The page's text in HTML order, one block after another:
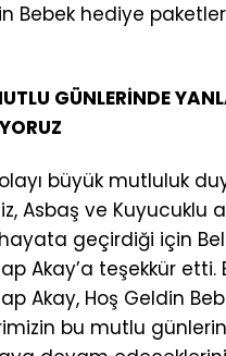
Bebek hediye
GÜNLERİNDE
büyük mutluluk
Asbaş ve Kuyucuklu
geçirdiği için
Akay’a teşekkür etti.
Akay, Hoş Geldin
bu mutlu